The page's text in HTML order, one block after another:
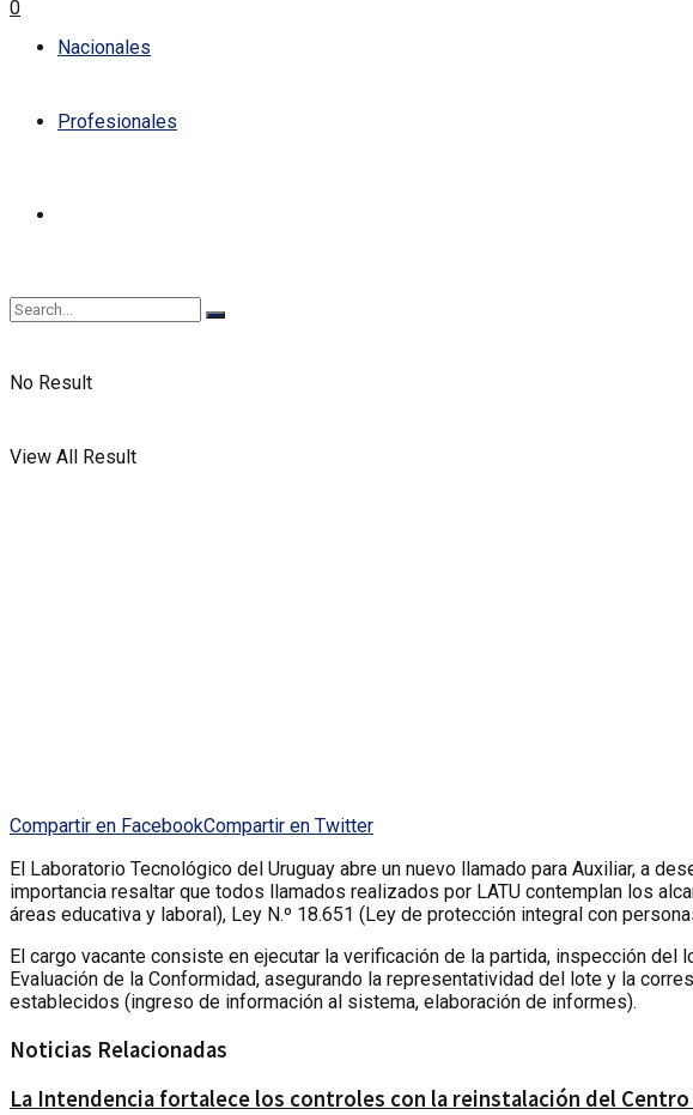
Nacionales
Profesionales
No Result
View All Result
0
Compartir en FacebookCompartir en Twitter
El Laboratorio Tecnológico del Uruguay abre un nuevo llamado para Auxiliar, a
importancia resaltar que todos llamados realizados por LATU contemplan los
áreas educativa y laboral), Ley N.º 18.651 (Ley de protección integral con
El cargo vacante consiste en ejecutar la verificación de la partida, inspección
Evaluación de la Conformidad, asegurando la representatividad del lote y la
establecidos (ingreso de información al sistema, elaboración de informes).
Noticias Relacionadas
La Intendencia fortalece los controles con la reinstalación del